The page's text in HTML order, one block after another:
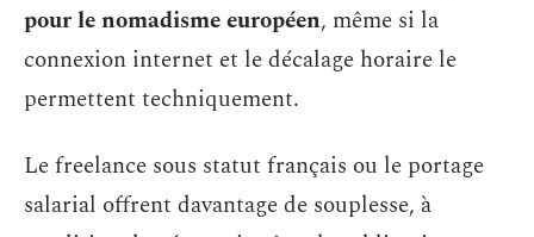
pour le nomadisme européen, même si la
connexion internet et le décalage horaire le
permettent techniquement.
Le freelance sous statut français ou le portage
salarial offrent davantage de souplesse, à